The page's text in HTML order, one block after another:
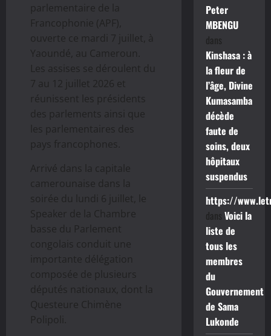
parlementaire de la
Francophonie (APF),
ouverte ce mardi 7 juillet, à
Yaoundé, au Cameroun.
Les assises se déroulent du
7 au 12 juillet 2026 et
réunissent les présidents
des parlements ainsi que
les parlementaires des
pays francophones.
Arrivé dans la capitale
camerounaise dans la
soirée du lundi 6 juillet, le
Speaker de la Chambre
basse du Parlement
congolais conduit une
importante délégation
composée de plusieurs
députés nationaux, dont la
Questeure Chimène
Polipoli.
Peter
MBENGU
dans
Kinshasa : à
la fleur de
l’âge, Divine
Kumasamba
décède
faute de
soins, deux
hôpitaux
suspendus
https://
dans Voici la
liste de
tous les
membres
du
Gouvernement
de Sama
Lukonde